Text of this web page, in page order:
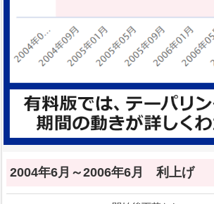
2004年6月～2006年6月 利上げ